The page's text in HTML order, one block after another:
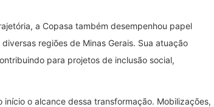
a Copasa também desempenhou papel
regiões de Minas Gerais. Sua atuação
para projetos de inclusão social,
o alcance dessa transformação. Mobilizações,